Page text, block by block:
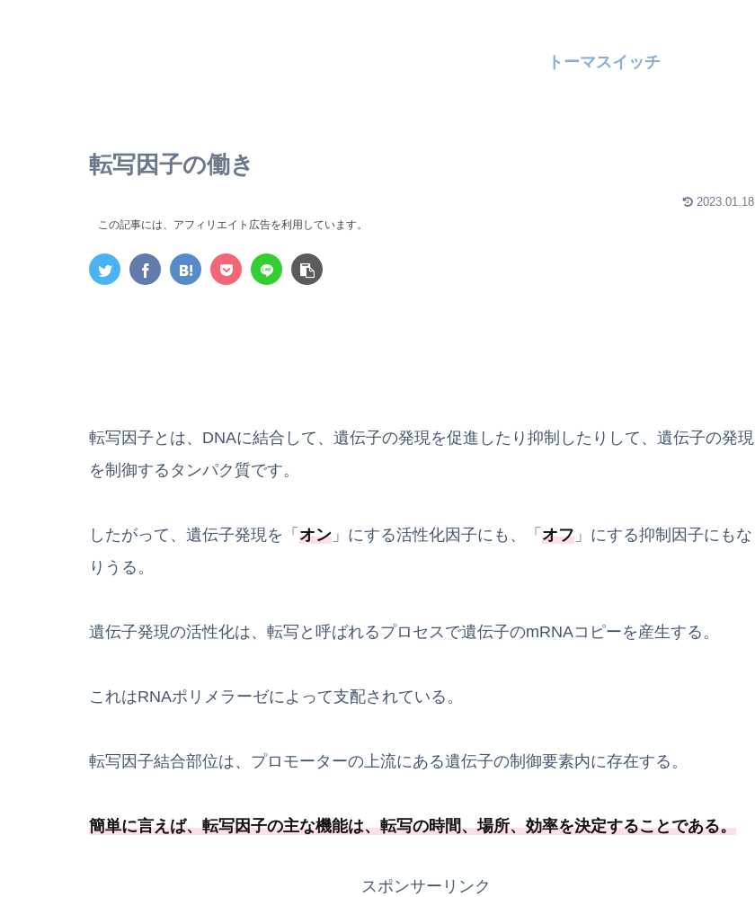
トーマスイッチ
転写因子の働き
2023.01.18
この記事には、アフィリエイト広告を利用しています。
転写因子とは、DNAに結合して、遺伝子の発現を促進したり抑制したりして、遺伝子の発現
を制御するタンパク質です。
したがって、遺伝子発現を「 オン 」にする活性化因子にも、「 オフ 」にする抑制因子にもな
りうる。
遺伝子発現の活性化は、転写と呼ばれるプロセスで遺伝子のmRNAコピーを産生する。
これはRNAポリメラーゼによって支配されている。
転写因子結合部位は、プロモーターの上流にある遺伝子の制御要素内に存在する。
簡単に言えば、転写因子の主な機能は、転写の時間、場所、効率を決定することである。
スポンサーリンク